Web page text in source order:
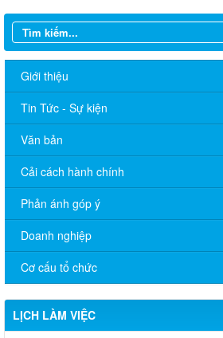
Giới thiệu
Tin Tức - Sự kiện
Văn bản
Cải cách hành chính
Phản ánh góp ý
Doanh nghiệp
Cơ cấu tổ chức
LỊCH LÀM VIỆC
Thông báo Lịch làm việc của UBND
03/8/2026 đến ngày 07/8/2026)